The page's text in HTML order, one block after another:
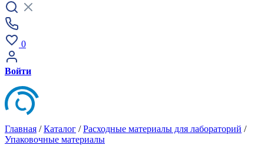
0
Войти
Главная /Каталог /Расходные материалы для лабораторий /
Упаковочные материалы